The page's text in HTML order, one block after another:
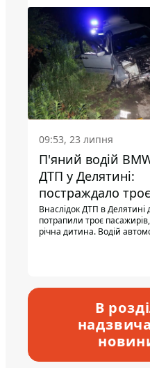
з'ясували правоохоронці,
наніс її син.
09:53, 23 липня
П'яний водій
ДТП у Делятині:
постраждало
них - дитина
Внаслідок ДТП в Делятині
потрапили троє
річна дитина. Водій
В